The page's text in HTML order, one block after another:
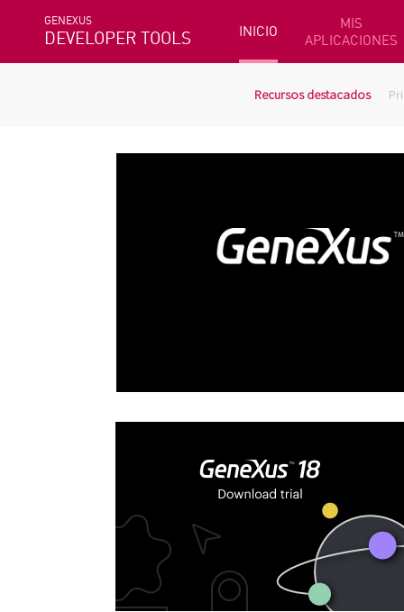
GENEXUS
DEVELOPER TOOLS INICIO
MIS
APLICACIONES
Recursos destacados